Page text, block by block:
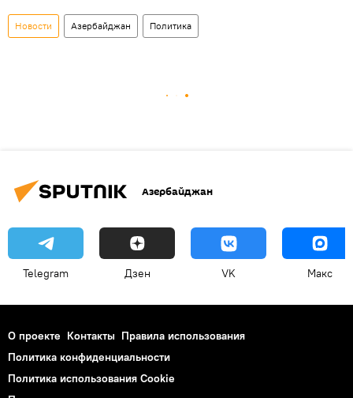
Новости Азербайджан Политика
Азербайджан
Telegram Дзен VK Макс
О проекте Контакты Правила использования
Политика конфиденциальности
Политика использования Cookie